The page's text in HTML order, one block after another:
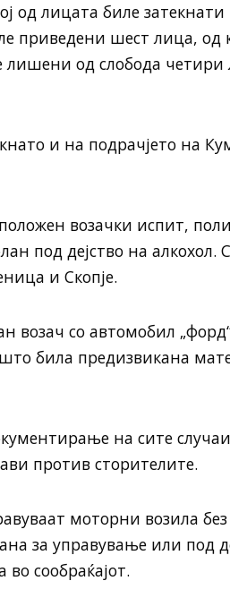
од лицата биле затекнати
приведени шест лица, од
лишени од слобода четири
и на подрачјето на
возачки испит,
под дејство на алкохол.
и Скопје.
возач со автомобил
била предизвикана
на сите
против сторителите.
моторни возила без
за управување или под
во сообраќајот.